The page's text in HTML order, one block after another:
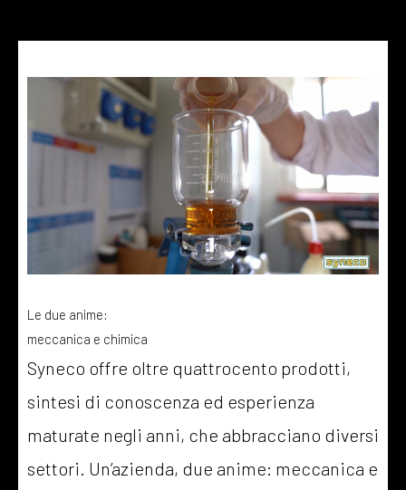
Le due anime:
meccanica e chimica
Syneco offre oltre quattrocento prodotti,
sintesi di conoscenza ed esperienza
maturate negli anni, che abbracciano diversi
settori. Un’azienda, due anime: meccanica e